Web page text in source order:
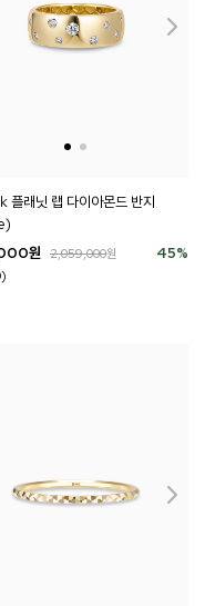
플래닛 랩 다이아몬드 반지
45%
원 2,059,000원